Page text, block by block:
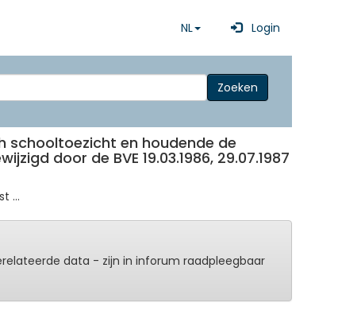
NL Login
Zoeken
schooltoezicht en houdende de
door de BVE 19.03.1986, 29.07.1987
...
data - zijn in inforum raadpleegbaar